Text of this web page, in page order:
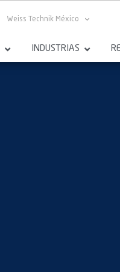
Weiss Technik México
INDUSTRIAS